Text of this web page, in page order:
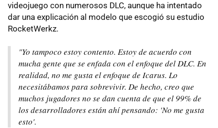
videojuego con numerosos DLC, aunque ha intentado
dar una explicación al modelo que escogió su estudio
RocketWerkz.
"Yo tampoco estoy contento. Estoy de acuerdo con
mucha gente que se enfada con el enfoque del DLC. En
realidad, no me gusta el enfoque de Icarus. Lo
necesitábamos para sobrevivir. De hecho, creo que
muchos jugadores no se dan cuenta de que el 99% de
los desarrolladores están ahí pensando: 'No me gusta
esto'.